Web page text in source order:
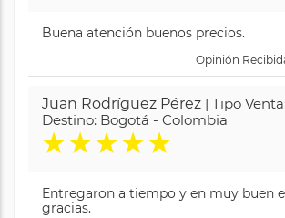
Buena atención buenos precios.
Opinión
Juan Rodríguez Pérez | Tipo
Destino: Bogotá - Colombia
★★★★★
Entregaron a tiempo y en muy buen
gracias.